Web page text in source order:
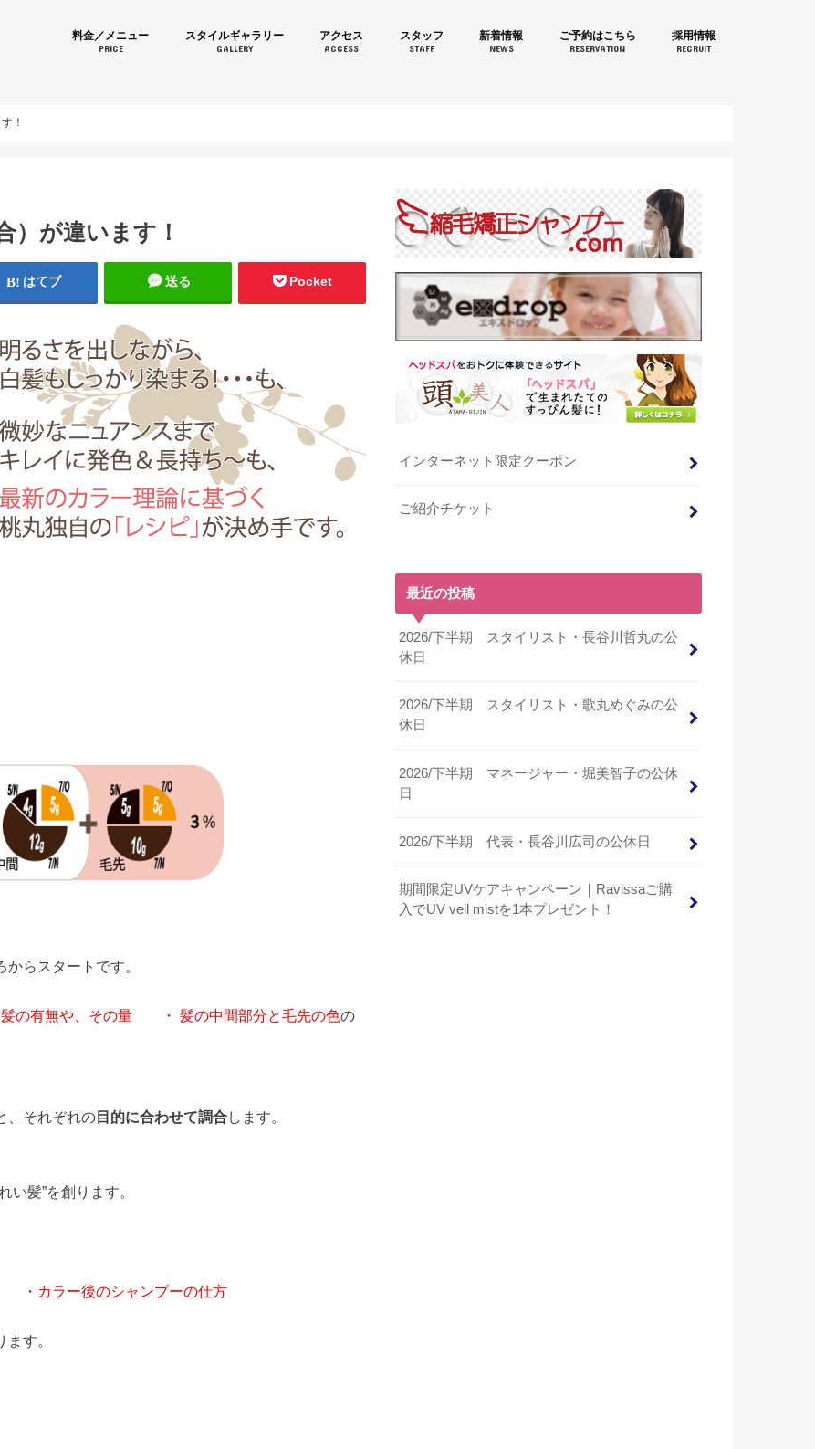
育毛カラーなら美容室 MomomaruJapan(桃丸ジャパン)鐘ヶ
料金／メニュー
PRICE
スタイルギャラリー
GALLERY
アクセス
ACCESS
スタッフ
STAFF
新着情報
NEWS
ご予約はこちら
RESERVATION
採用情報
RECRUIT
！
）が違います！
はてブ 送る Pocket
らスタートです。
の有無や、その量 ・ 髪の中間部分と毛先の色の
、それぞれの目的に合わせて調合します。
い髪”を創ります。
カラー後のシャンプーの仕方
す。
インターネット限定クーポン
ご紹介チケット
最近の投稿
2026/下半期 スタイリスト・長谷川哲丸の公
休日
2026/下半期 スタイリスト・歌丸めぐみの公
休日
2026/下半期 マネージャー・堀美智子の公休
日
2026/下半期 代表・長谷川広司の公休日
期間限定UVケアキャンペーン｜Ravissaご購
入でUV veil mistを1本プレゼント！